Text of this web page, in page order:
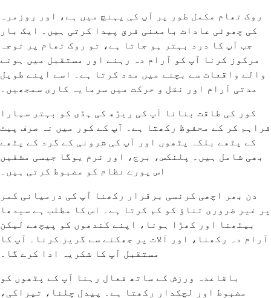
روک تھام مکمل طور پر آپ کی پہنچ میں ہے، اور روزمرہ
کی چھوٹی عادات بامعنی فرق پیدا کرتی ہیں۔ ایک بار
جب آپ کا درد بہتر ہو جاتا ہے، تو روک تھام پر توجہ
مرکوز کرنا آپ کو آرام دہ رہنے اور مستقبل میں ہونے
والے واقعات سے بچنے میں مدد کرتا ہے۔ اسے اپنے طویل
مدتی آرام اور نقل و حرکت میں سرمایہ کاری سمجھیں۔
کور کی طاقت بنانا آپ کی ریڑھ کی ہڈی کو بہتر سہارا
فراہم کر کے محفوظ رکھتا ہے۔ آپ کے کور میں نہ صرف پیٹ
کے پٹھے بلکہ پٹھوں اور آپ کی شرونی کے گرد کے پٹھے
بھی شامل ہیں۔ پلنکس، برج، اور نرم یوگا جیسی مشقیں
اس پورے نظام کو مضبوط کرتی ہیں۔
دن بھر اچھی کرنسی برقرار رکھنا آپ کی درمیانی کمر
پر غیر ضروری تناؤ کو کم کرتا ہے۔ اس کا مطلب ہے سیدھا
بیٹھنا اور کھڑا ہونا، اپنے کندھوں کو پیچھے لیکن
آرام دہ رکھنا، اور آلات پر جھکنے سے گریز کرنا۔ آپ کا
مستقبل آپ کا شکریہ ادا کرے گا۔
باقاعدہ ورزش کے ساتھ فعال رہنا آپ کے پٹھوں کو
مضبوط اور لچکدار رکھتا ہے۔ پیدل چلنا، تیراکی،